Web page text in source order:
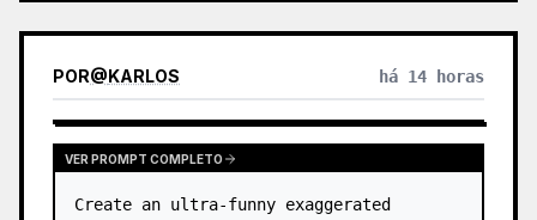
POR@KARLOS há 14 horas
VER PROMPT COMPLETO
Create an ultra-funny exaggerated